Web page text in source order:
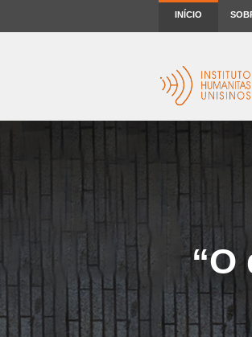
INÍCIO
“O